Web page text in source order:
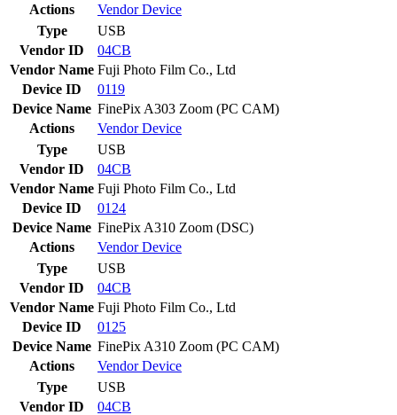
Actions
VendorDevice
Type
USB
Vendor ID
04CB
Vendor Name Fuji Photo Film Co., Ltd
Device ID
0119
Device Name FinePix A303 Zoom (PC CAM)
Actions
VendorDevice
Type
USB
Vendor ID
04CB
Vendor Name Fuji Photo Film Co., Ltd
Device ID
0124
Device Name FinePix A310 Zoom (DSC)
Actions
VendorDevice
Type
USB
Vendor ID
04CB
Vendor Name Fuji Photo Film Co., Ltd
Device ID
0125
Device Name FinePix A310 Zoom (PC CAM)
Actions
VendorDevice
Type
USB
Vendor ID
04CB